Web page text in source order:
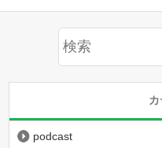
podcast